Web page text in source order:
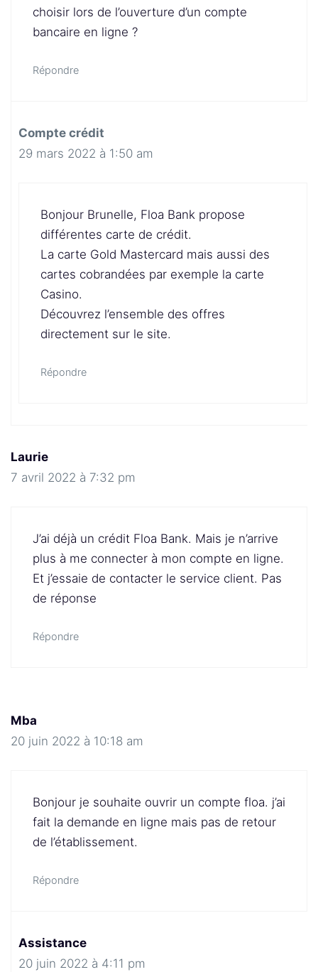
choisir lors de l’ouverture d’un compte
bancaire en ligne ?
Répondre
Compte crédit
29 mars 2022 à 1:50 am
Bonjour Brunelle, Floa Bank propose
différentes carte de crédit.
La carte Gold Mastercard mais aussi des
cartes cobrandées par exemple la carte
Casino.
Découvrez l’ensemble des offres
directement sur le site.
Répondre
Laurie
7 avril 2022 à 7:32 pm
J’ai déjà un crédit Floa Bank. Mais je n’arrive
plus à me connecter à mon compte en ligne.
Et j’essaie de contacter le service client. Pas
de réponse
Répondre
Mba
20 juin 2022 à 10:18 am
Bonjour je souhaite ouvrir un compte floa. j’ai
fait la demande en ligne mais pas de retour
de l’établissement.
Répondre
Assistance
20 juin 2022 à 4:11 pm